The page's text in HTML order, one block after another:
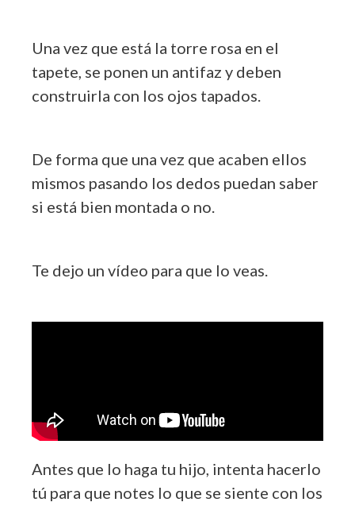
Una vez que está la torre rosa en el
tapete, se ponen un antifaz y deben
construirla con los ojos tapados.
De forma que una vez que acaben ellos
mismos pasando los dedos puedan saber
si está bien montada o no.
Te dejo un vídeo para que lo veas.
Antes que lo haga tu hijo, intenta hacerlo
tú para que notes lo que se siente con los